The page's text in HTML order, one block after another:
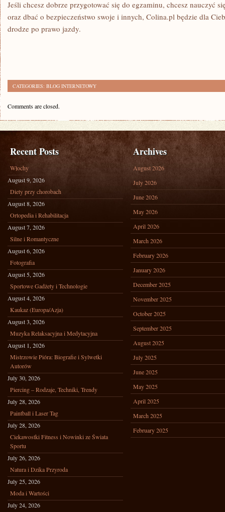
Jeśli chcesz dobrze przygotować się do egzaminu, chcesz nauczyć
oraz dbać o bezpieczeństwo swoje i innych, Colina.pl będzie dla
drodze po prawo jazdy.
CATEGORIES: BLOG INTERNETOWY
Comments are closed.
Recent Posts
Włochy
August 9, 2026
Diety przy chorobach
August 8, 2026
Ortopedia i Rehabilitacja
August 7, 2026
Silne i Romantyczne
August 6, 2026
Fotografia
August 5, 2026
Sportowe Gadżety i Technologie
August 4, 2026
Kaukaz (Europa/Azja)
August 3, 2026
Muzyka Relaksacyjna i Medytacyjna
August 1, 2026
Mistrzowie Pióra: Biografie i Sylwetki
Autorów
July 30, 2026
Piercing – Rodzaje, Techniki, Trendy
July 28, 2026
Paintball i Laser Tag
July 28, 2026
Ciekawostki Fitness i Nowinki ze Świata
Sportu
July 26, 2026
Natura i Dzika Przyroda
July 25, 2026
Moda i Wartości
July 24, 2026
Archives
August 2026
July 2026
June 2026
May 2026
April 2026
March 2026
February 2026
January 2026
December 2025
November 2025
October 2025
September 2025
August 2025
July 2025
June 2025
May 2025
April 2025
March 2025
February 2025